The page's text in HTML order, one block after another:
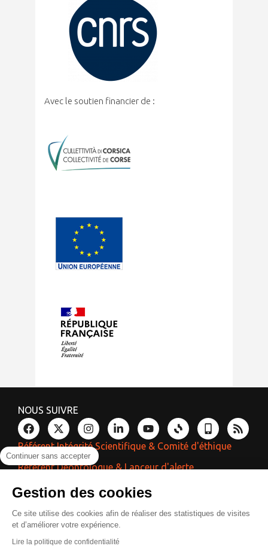
Continuer sans accepter
Gestion des cookies
Ce site utilise des cookies afin de réaliser des statistiques de visites
et d’améliorer votre expérience.
Lire la politique de confidentialité
Avec le soutien financier de :
NOUS SUIVRE
Référent Intégrité Scientifique & Comité d'éthique
Référent Déontologue & Lanceur d'alerte
Référent Laïcité & Égalité
Corsicaweb
Recrutement